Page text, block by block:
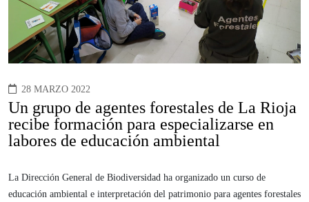
28 MARZO 2022
Un grupo de agentes forestales de La Rioja
recibe formación para especializarse en
labores de educación ambiental
La Dirección General de Biodiversidad ha organizado un curso de
educación ambiental e interpretación del patrimonio para agentes forestales